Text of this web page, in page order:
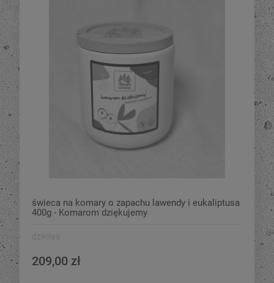
świeca na komary o zapachu lawendy i eukaliptusa
400g - Komarom dziękujemy
dzikilas
209,00 zł